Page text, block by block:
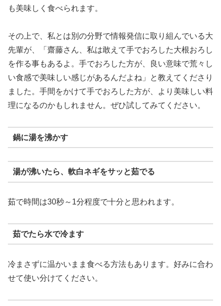
も美味しく食べられます。
その上で、私とは別の分野で情報発信に取り組んでいる大
先輩が、「齋藤さん、私は敢えて手でおろした大根おろし
を作る事もあるよ。手でおろした方が、良い意味で荒々し
い食感で美味しい感じがあるんだよね」と教えてくださり
ました。手間をかけて手でおろした方が、より美味しい料
理になるのかもしれません。ぜひ試してみてください。
鍋に湯を沸かす
湯が沸いたら、軟白ネギをサッと茹でる
茹で時間は30秒～1分程度で十分と思われます。
茹でたら水で冷ます
冷まさずに温かいまま食べる方法もあります。好みに合わ
せて使い分けてください。